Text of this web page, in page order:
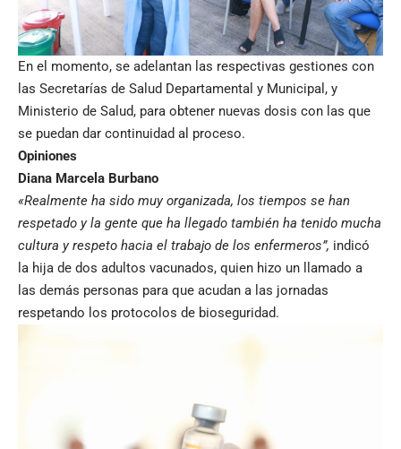
En el momento, se adelantan las respectivas gestiones con
las Secretarías de Salud Departamental y Municipal, y
Ministerio de Salud, para obtener nuevas dosis con las que
se puedan dar continuidad al proceso.
Opiniones
Diana Marcela Burbano
«Realmente ha sido muy organizada, los tiempos se han
respetado y la gente que ha llegado también ha tenido mucha
cultura y respeto hacia el trabajo de los enfermeros”, indicó
la hija de dos adultos vacunados, quien hizo un llamado a
las demás personas para que acudan a las jornadas
respetando los protocolos de bioseguridad.